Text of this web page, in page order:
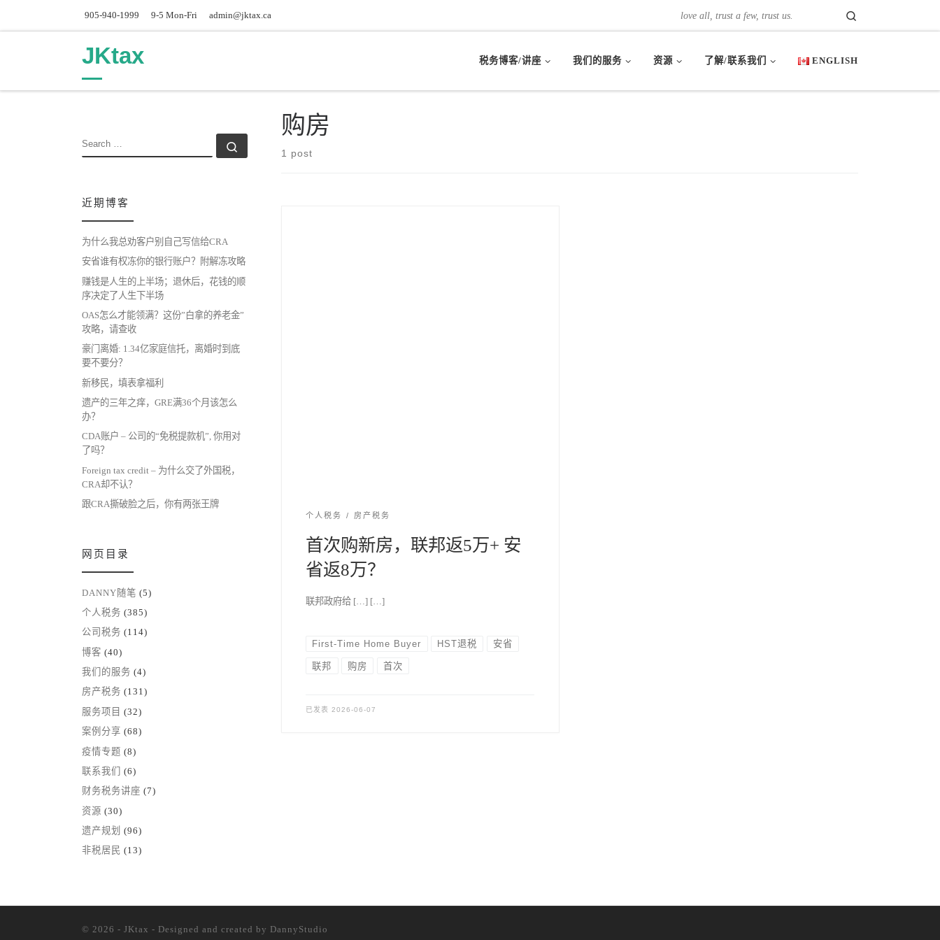
905-940-1999 9-5 Mon-Fri admin@jktax.ca love all, trust a few, trust us.
JKtax 税务博客/讲座 我们的服务 资源 了解/联系我们 ENGLISH
购房
1 post
个人税务 房产税务
首次购新房，联邦返5万+ 安
省返8万？
联邦政府给 […] […]
First-Time Home Buyer HST退税 安省
联邦 购房 首次
已发表 2026-06-07
SEARCH
近期博客
为什么我总劝客户别自己写信给CRA
安省谁有权冻你的银行账户？附解冻攻略
赚钱是人生的上半场；退休后，花钱的顺
序决定了人生下半场
OAS怎么才能领满？这份”白拿的养老金”
攻略，请查收
豪门离婚: 1.34亿家庭信托，离婚时到底
要不要分？
新移民，填表拿福利
遗产的三年之痒，GRE满36个月该怎么
办？
CDA账户 – 公司的“免税提款机”, 你用对
了吗？
Foreign tax credit – 为什么交了外国税，
CRA却不认？
跟CRA撕破脸之后，你有两张王牌
网页目录
DANNY随笔 (5)
个人税务 (385)
公司税务 (114)
博客 (40)
我们的服务 (4)
房产税务 (131)
服务项目 (32)
案例分享 (68)
疫情专题 (8)
联系我们
(6)
财务税务讲座 (7)
资源 (30)
遗产规划 (96)
非税居民 (13)
© 2026 - JKtax - Designed and created by DannyStudio